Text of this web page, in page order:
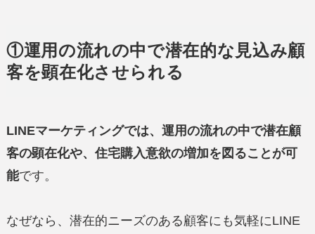
①運用の流れの中で潜在的な見込み顧
客を顕在化させられる
LINEマーケティングでは、運用の流れの中で潜在顧
客の顕在化や、住宅購入意欲の増加を図ることが可
能です。
なぜなら、潜在的ニーズのある顧客にも気軽にLINE